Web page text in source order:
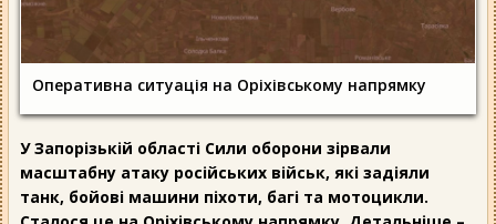
Оперативна ситуація на Оріхівському напрямку
У Запорізькій області Сили оборони зірвали
масштабну атаку російських військ, які задіяли
танк, бойові машини піхоти, багі та мотоцикли.